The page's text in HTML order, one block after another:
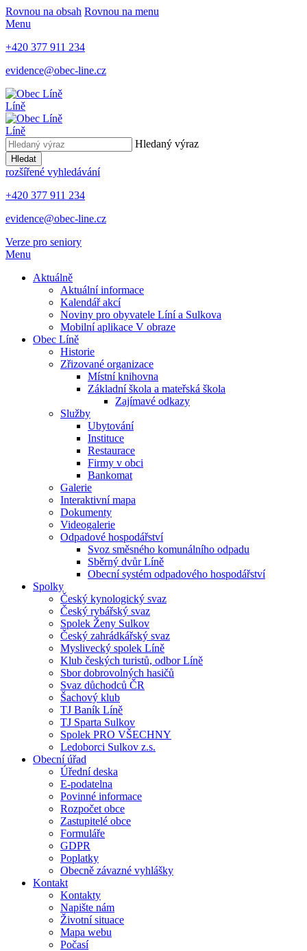
Rovnou na obsah Rovnou na menu
Menu
+420 377 911 234
evidence@obec-line.cz
Líně
Líně
Hledaný výraz
Hledat
rozšířené vyhledávání
+420 377 911 234
evidence@obec-line.cz
Verze pro seniory
Menu
Aktuálně
Aktuální informace
Kalendář akcí
Noviny pro obyvatele Líní a Sulkova
Mobilní aplikace V obraze
Obec Líně
Historie
Zřizované organizace
Místní knihovna
Základní škola a mateřská škola
Zajímavé odkazy
Služby
Ubytování
Instituce
Restaurace
Firmy v obci
Bankomat
Galerie
Interaktivní mapa
Dokumenty
Videogalerie
Odpadové hospodářství
Svoz směsného komunálního odpadu
Sběrný dvůr Líně
Obecní systém odpadového hospodářství
Spolky
Český kynologický svaz
Český rybářský svaz
Spolek Ženy Sulkov
Český zahrádkářský svaz
Myslivecký spolek Líně
Klub českých turistů, odbor Líně
Sbor dobrovolných hasičů
Svaz důchodců ČR
Šachový klub
TJ Baník Líně
TJ Sparta Sulkov
Spolek PRO VŠECHNY
Ledoborci Sulkov z.s.
Obecní úřad
Úřední deska
E-podatelna
Povinné informace
Rozpočet obce
Zastupitelé obce
Formuláře
GDPR
Poplatky
Obecně závazné vyhlášky
Kontakt
Kontakty
Napište nám
Životní situace
Mapa webu
Počasí